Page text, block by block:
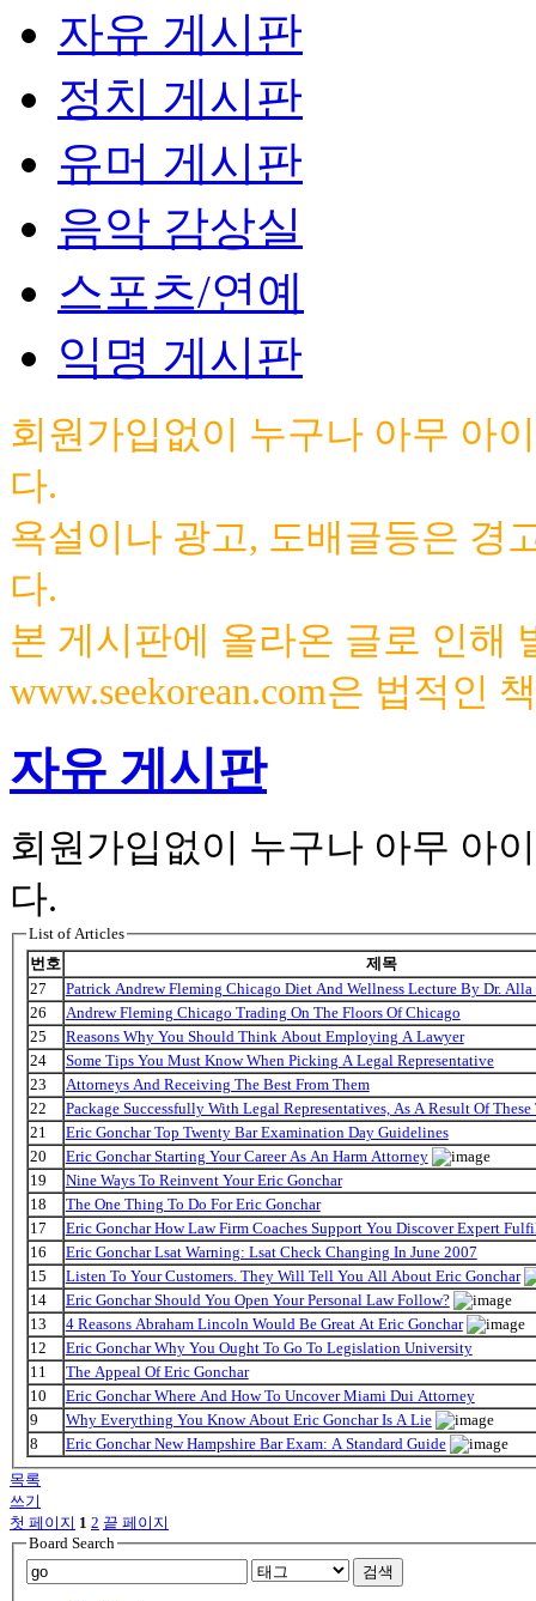
자유 게시판
정치 게시판
유머 게시판
음악 감상실
스포츠/연예
익명 게시판
회원가입없이 누구나 아무 아
다.
욕설이나 광고, 도배글등은 경
다.
본 게시판에 올라온 글로 인해
www.seekorean.com은 법적인
자유 게시판
회원가입없이 누구나 아무 아
다.
List of Articles
번호
제목
27
Patrick Andrew Fleming Chicago Diet And Wellness Lecture By Dr.
26
Andrew Fleming Chicago Trading On The Floors Of Chicago
25
Reasons Why You Should Think About Employing A Lawyer
24
Some Tips You Must Know When Picking A Legal Representative
23
Attorneys And Receiving The Best From Them
22
Package Successfully With Legal Representatives, As A Result Of These
21
Eric Gonchar Top Twenty Bar Examination Day Guidelines
20
Eric Gonchar Starting Your Career As An Harm Attorney
19
Nine Ways To Reinvent Your Eric Gonchar
18
The One Thing To Do For Eric Gonchar
17
Eric Gonchar How Law Firm Coaches Support You Discover Expert
16
Eric Gonchar Lsat Warning: Lsat Check Changing In June 2007
15
Listen To Your Customers. They Will Tell You All About Eric Gonchar
14
Eric Gonchar Should You Open Your Personal Law Follow?
13
4 Reasons Abraham Lincoln Would Be Great At Eric Gonchar
12
Eric Gonchar Why You Ought To Go To Legislation University
11
The Appeal Of Eric Gonchar
10
Eric Gonchar Where And How To Uncover Miami Dui Attorney
9
Why Everything You Know About Eric Gonchar Is A Lie
8
Eric Gonchar New Hampshire Bar Exam: A Standard Guide
목록
쓰기
첫 페이지 1 2 끝 페이지
Board Search
검색